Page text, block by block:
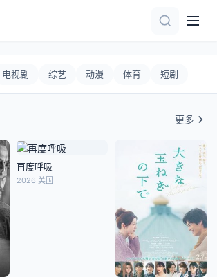
电视剧 综艺 动漫 体育 短剧
更多
2.0
再度呼吸
2026 美国
4.0
4.0
1.0
5.0
5.0
7.8
6.0
6.0
7.0
3.0
8.0
5.0
7.0
1.0
4.0
3.0
4.0
7.0
7.0
4.0
8.0
8.0
8.0
7.0
4.0
10.0
9.0
7.0
5.0
3.0
6.0
8.0
9.0